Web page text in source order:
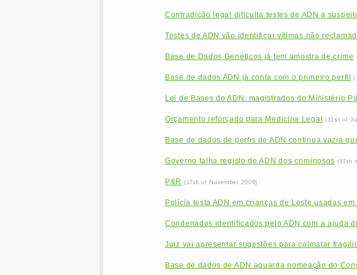
Contradição legal dificulta testes de ADN a
Testes de ADN vão identificar vítimas não
Base de Dados Genéticos já tem amostra de crime
Base de dados ADN já conta com o primeiro perfil
Lei de Bases do ADN: magistrados do Ministério
Orçamento reforçado para Medicina Legal (31st of
Base de dados de perfis de ADN continua vazia
Governo falha registo de ADN dos criminosos (17th
P&R (17th of November 2009)
Polícia testa ADN em crianças de Leste usadas em
Condenados identificados pelo ADN com a ajuda
Juiz vai apresentar sugestões para colmatar
Base de dados de ADN aguarda nomeação do